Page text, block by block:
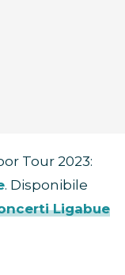
Tour 2023:
. Disponibile
Ligabue